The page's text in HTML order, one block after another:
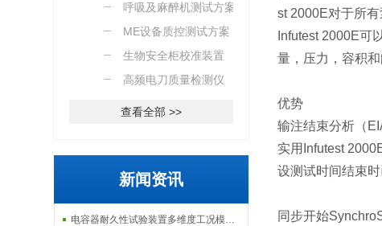
呼吸及麻醉机测试方案
ME设备质控测试方案
生物安全柜校准装置
高频电刀质量检测仪
查看全部 >>
新闻资讯
电容器耐久性试验装置多维度工况模拟子系统分享
st 2000E对于所
Infutest 2000E可
量，压力，容积
优势
输注结束分析（
实用Infutest
设测试时间结束时
同步开始